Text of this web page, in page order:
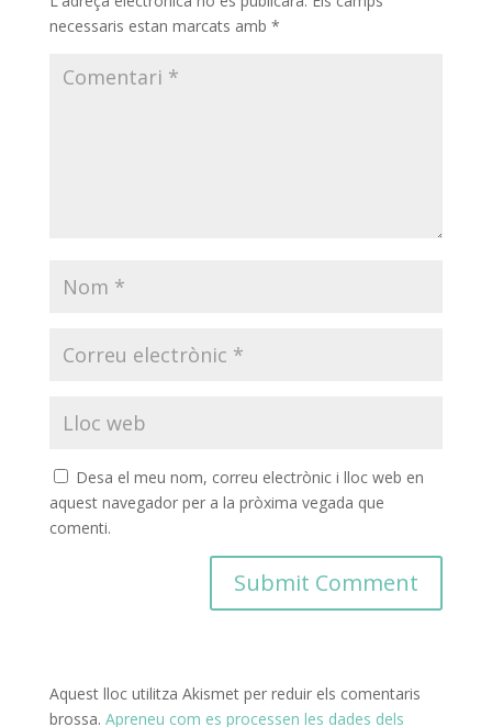
necessaris estan marcats amb *
Desa el meu nom, correu electrònic i lloc web en
aquest navegador per a la pròxima vegada que
comenti.
Aquest lloc utilitza Akismet per reduir els comentaris
brossa. Apreneu com es processen les dades dels